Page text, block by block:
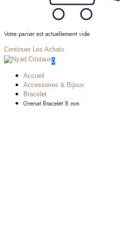
Votre panier est actuellement vide
Continuer Les Achats
0
Accueil
Accessoires & Bijoux
Bracelet
Grenat Bracelet 8 mm